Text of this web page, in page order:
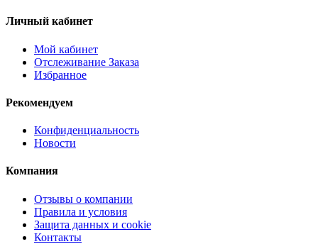
Личный кабинет
Мой кабинет
Отслеживание Заказа
Избранное
Рекомендуем
Конфиденциальность
Новости
Компания
Отзывы о компании
Правила и условия
Защита данных и cookie
Контакты